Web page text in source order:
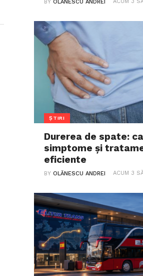
BYOLĂNESCU ANDREI
ȘTIRI
Durerea de spate:
simptome și
eficiente
BYOLĂNESCU ANDREI ACUM 3